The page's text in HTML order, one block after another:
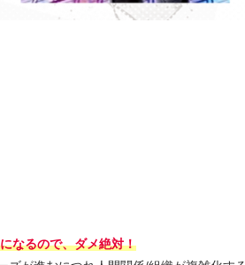
なるので、ダメ絶対！